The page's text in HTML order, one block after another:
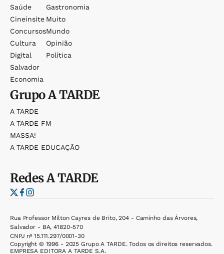
Saúde
Cineinsite
Concursos
Cultura
Digital
Salvador
Economia
Gastronomia
Muito
Mundo
Opinião
Política
GrupoA TARDE
A TARDE
A TARDE FM
MASSA!
A TARDE EDUCAÇÃO
RedesA TARDE
Rua Professor Milton Cayres de Brito, 204 - Caminho das Árvores,
Salvador - BA, 41820-570
CNPJ nº 15.111.297/0001-30
Copyright © 1996 - 2025 Grupo A TARDE. Todos os direitos reservados.
EMPRESA EDITORA A TARDE S.A.